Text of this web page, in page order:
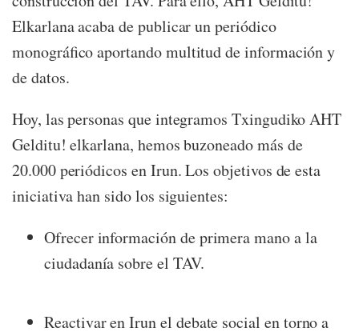
Elkarlana acaba de publicar un periódico
monográfico aportando multitud de información y
de datos.
Hoy, las personas que integramos Txingudiko AHT
Gelditu! elkarlana, hemos buzoneado más de
20.000 periódicos en Irun. Los objetivos de esta
iniciativa han sido los siguientes:
Ofrecer información de primera mano a la
ciudadanía sobre el TAV.
Reactivar en Irun el debate social en torno a